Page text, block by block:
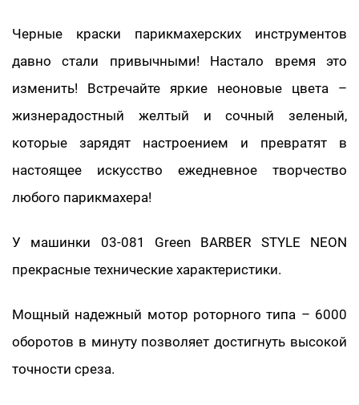
Черные краски парикмахерских инструментов
давно стали привычными! Настало время это
изменить! Встречайте яркие неоновые цвета –
жизнерадостный желтый и сочный зеленый,
которые зарядят настроением и превратят в
настоящее искусство ежедневное творчество
любого парикмахера!
У машинки 03-081 Green BARBER STYLE NEON
прекрасные технические характеристики.
Мощный надежный мотор роторного типа – 6000
оборотов в минуту позволяет достигнуть высокой
точности среза.